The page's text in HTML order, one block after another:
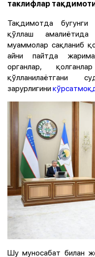
таклифлар
Тақдимотда
қўллаш
муаммолар сақланиб
айни пайтда
органлар,
қўлланилаётгани
зарурлигини
Шу муносабат билан